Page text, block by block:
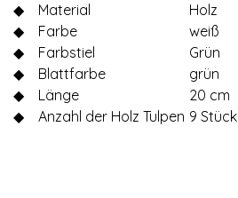
◆ Material
Holz
◆
Farbe
weiß
◆
Farbstiel
Grün
◆
Blattfarbe
grün
◆
Länge
20 cm
◆
Anzahl der Holz Tulpen 9 Stück